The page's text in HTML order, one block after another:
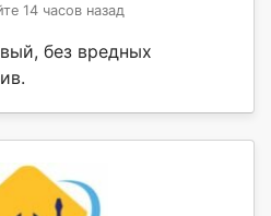
14 часов назад
без вредных